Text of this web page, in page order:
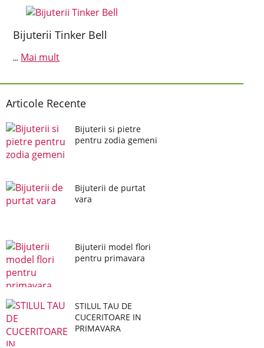
Bijuterii Tinker Bell
... Mai mult
Articole Recente
Bijuterii si pietre
pentru zodia gemeni
Bijuterii de purtat
vara
Bijuterii model flori
pentru primavara
STILUL TAU DE
CUCERITOARE IN
PRIMAVARA